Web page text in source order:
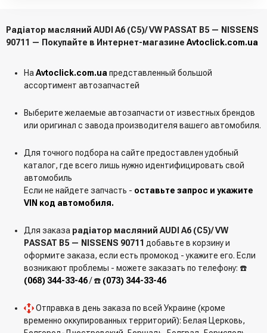
Радіатор масляний AUDI A6 (C5)/ VW PASSAT B5 — NISSENS
90711 — Покупайте в Интернет-магазине Avtoclick.com.ua
На Avtoclick.com.ua представленный большой
ассортимент автозапчастей
Выберите желаемые автозапчасти от известных брендов
или оригинал с завода производителя вашего автомобиля.
Для точного подбора на сайте предоставлен удобный
каталог, где всего лишь нужно идентифицировать свой
автомобиль
Если не найдете запчасть - оставьте запрос и укажите
VIN код автомобиля.
Для заказа радіатор масляний AUDI A6 (C5)/ VW
PASSAT B5 — NISSENS 90711 добавьте в корзину и
оформите заказа, если есть промокод - укажите его. Если
возникают проблемы - можете заказать по телефону: ☎️
(068) 344-33-46/ ☎️ (073) 344-33-46
Отправка в день заказа по всей Украине (кроме
временно оккупированных территорий): Белая Церковь,